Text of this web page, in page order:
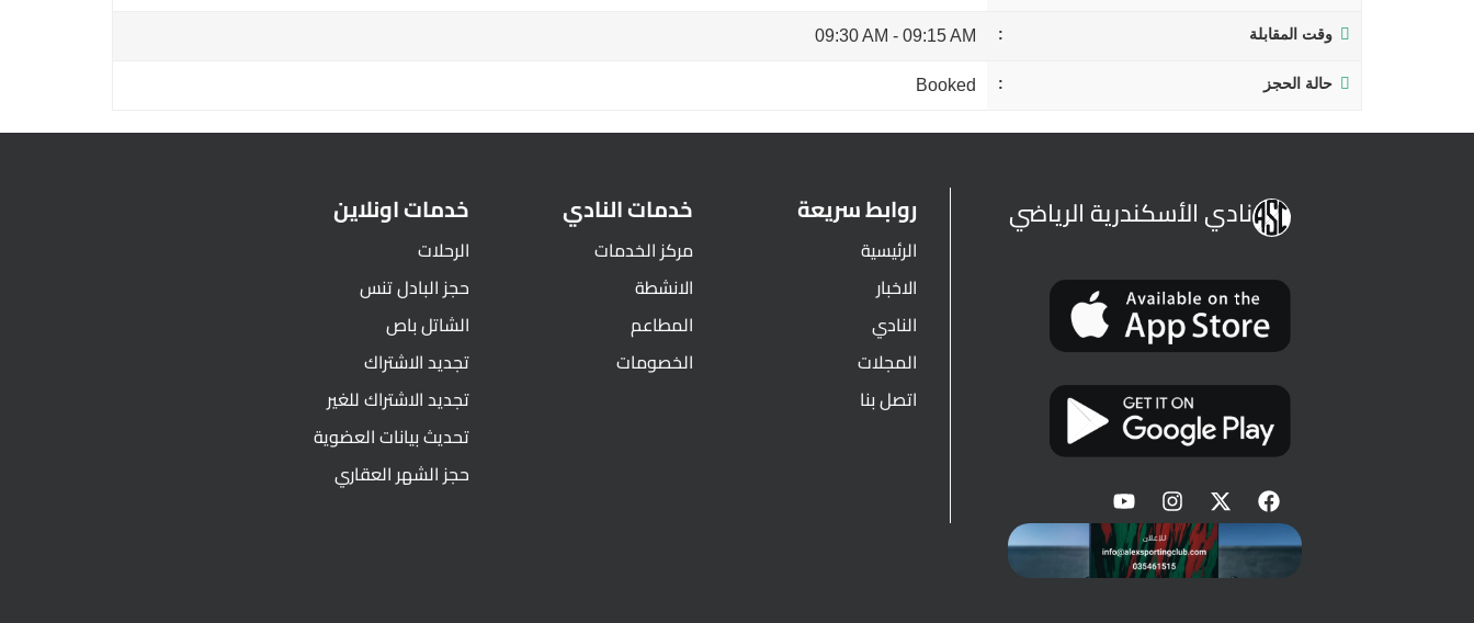
وقت المقابلة 09:15 AM
-
09:30 AM
حالة الحجز Booked
نادي الأسكندرية الرياضي روابط سريعة
الرئيسية
الاخبار
النادي
المجلات
اتصل بنا
خدمات النادي
مركز الخدمات
الانشطة
المطاعم
الخصومات
خدمات اونلاين
الرحلات
حجز البادل تنس
الشاتل باص
تجديد الاشتراك
تجديد الاشتراك للغير
تحديث بيانات العضوية
حجز الشهر العقاري